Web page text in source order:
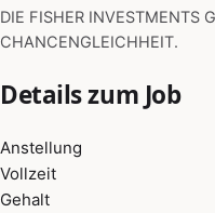
DIE FISHER INVESTMENTS
CHANCENGLEICHHEIT.
Details zum Job
Anstellung
Vollzeit
Gehalt